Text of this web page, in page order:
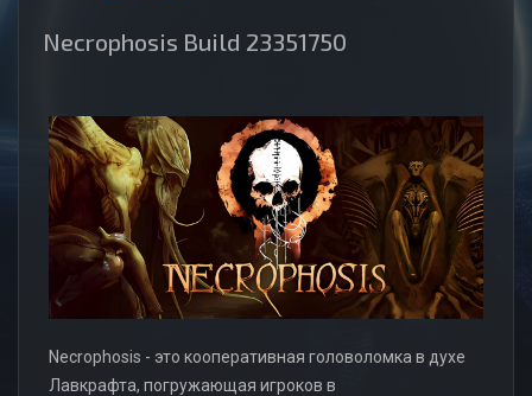
Necrophosis Build 23351750
Necrophosis - это кооперативная головоломка в духе
Лавкрафта, погружающая игроков в